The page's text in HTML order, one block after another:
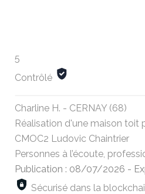
5
Contrôlé
Charline H. - CERNAY (68)
Réalisation d'une maison toit
CMOC2 Ludovic Chaintrier
Personnes à l’écoute,
Publication : 08/07/2026 -
Sécurisé dans la